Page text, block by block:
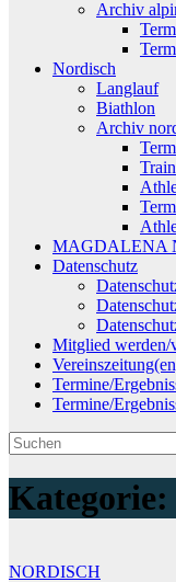
Archiv
Nordisch
Langlauf
Biathlon
Archiv
MAGDALENA
Datenschutz
Mitglied werden/
Termine/
Termine/
Kategorie:
NORDISCH